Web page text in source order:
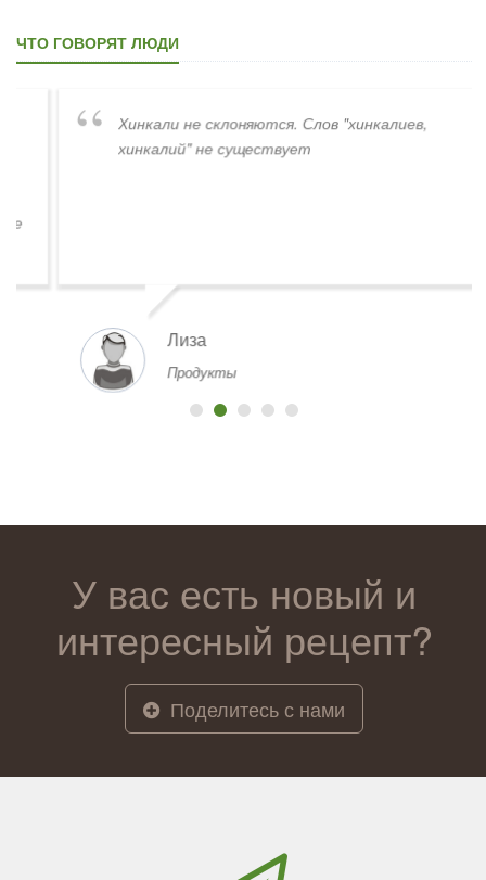
ЧТО ГОВОРЯТ ЛЮДИ
Хинкали не склоняются. Слов "хинкалиев,
хинкалий" не существует
Лиза
Продукты
У вас есть новый и
интересный рецепт?
Поделитесь с нами